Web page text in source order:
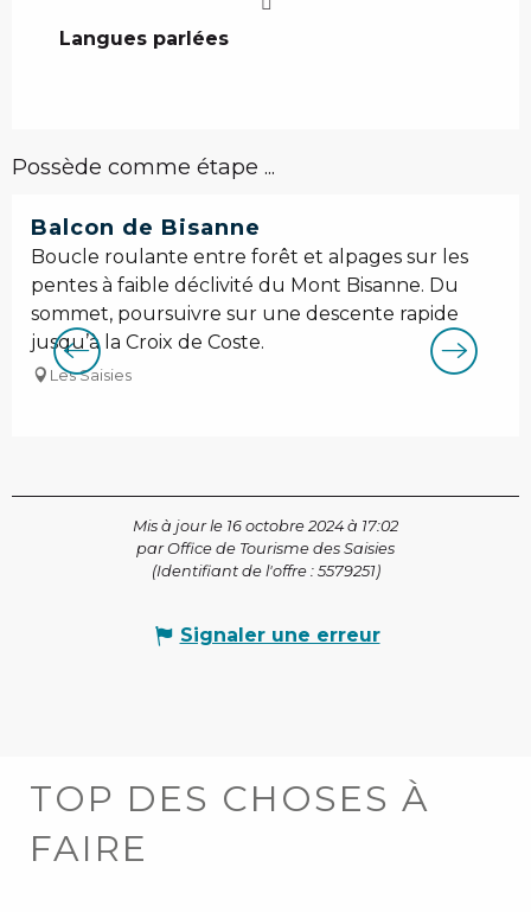
Langues parlées
Langues parlées
Possède comme étape ...
Balcon de Bisanne
Boucle roulante entre forêt et alpages sur les
pentes à faible déclivité du Mont Bisanne. Du
sommet, poursuivre sur une descente rapide
jusqu’à la Croix de Coste.
Les Saisies
Mis à jour le 16 octobre 2024 à 17:02
par Office de Tourisme des Saisies
(Identifiant de l'offre : 5579251)
Signaler une erreur
TOP DES CHOSES À
FAIRE